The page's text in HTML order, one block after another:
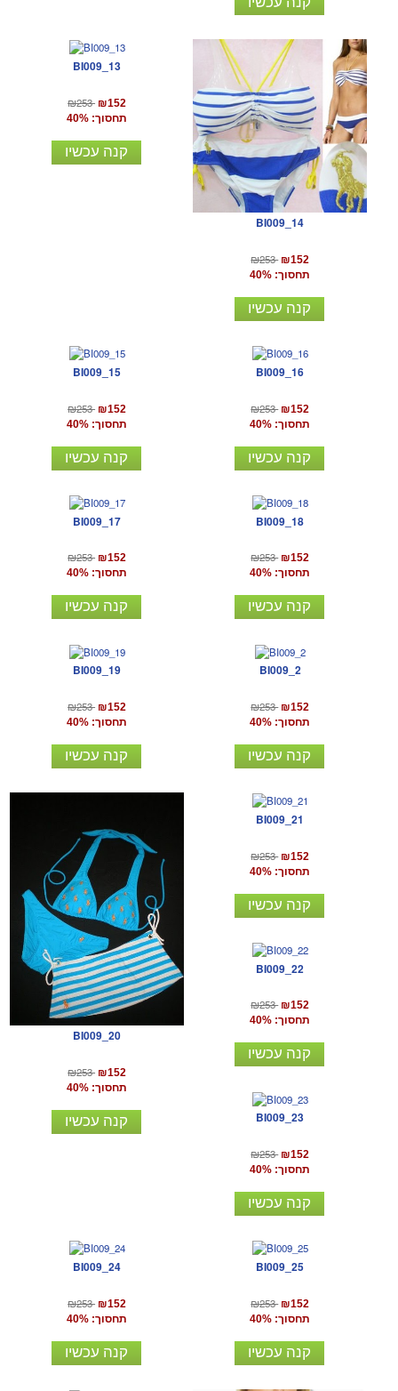
BI009_13
₪253 ₪152
תחסוך: 40%
קנה עכשיו
BI009_14
₪253 ₪152
תחסוך: 40%
קנה עכשיו
BI009_15
₪253 ₪152
תחסוך: 40%
קנה עכשיו
BI009_16
₪253 ₪152
תחסוך: 40%
קנה עכשיו
BI009_17
₪253 ₪152
תחסוך: 40%
קנה עכשיו
BI009_18
₪253 ₪152
תחסוך: 40%
קנה עכשיו
BI009_19
₪253 ₪152
תחסוך: 40%
קנה עכשיו
BI009_2
₪253 ₪152
תחסוך: 40%
קנה עכשיו
BI009_20
₪253 ₪152
תחסוך: 40%
קנה עכשיו
BI009_21
₪253 ₪152
תחסוך: 40%
קנה עכשיו
BI009_22
₪253 ₪152
תחסוך: 40%
קנה עכשיו
BI009_23
₪253 ₪152
תחסוך: 40%
קנה עכשיו
BI009_24
₪253 ₪152
תחסוך: 40%
קנה עכשיו
BI009_25
₪253 ₪152
תחסוך: 40%
קנה עכשיו